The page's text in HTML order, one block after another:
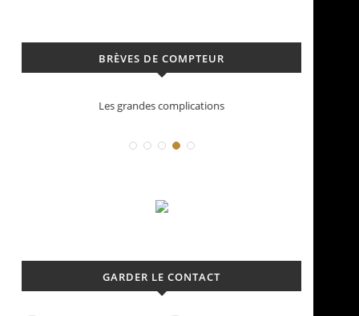
BRÈVES DE COMPTEUR
Les grandes complications
GARDER LE CONTACT